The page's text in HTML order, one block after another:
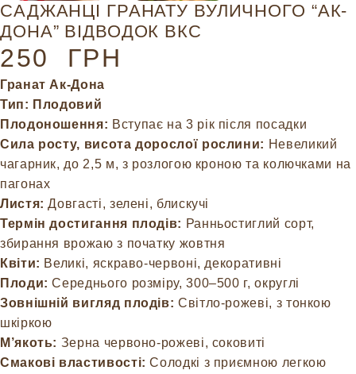
САДЖАНЦІ ГРАНАТУ ВУЛИЧНОГО “АК-
ДОНА” ВІДВОДОК ВКС
250 ГРН
Гранат Ак-Дона
Тип: Плодовий
Плодоношення: Вступає на 3 рік після посадки
Сила росту, висота дорослої рослини: Невеликий
чагарник, до 2,5 м, з розлогою кроною та колючками на
пагонах
Листя: Довгасті, зелені, блискучі
Термін достигання плодів: Ранньостиглий сорт,
збирання врожаю з початку жовтня
Квіти: Великі, яскраво-червоні, декоративні
Плоди: Середнього розміру, 300–500 г, округлі
Зовнішній вигляд плодів: Світло-рожеві, з тонкою
шкіркою
М’якоть: Зерна червоно-рожеві, соковиті
Смакові властивості: Солодкі з приємною легкою